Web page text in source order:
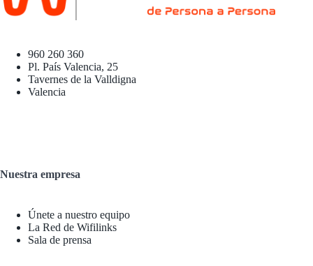
960 260 360
Pl. País Valencia, 25
Tavernes de la Valldigna
Valencia
Nuestra empresa
Únete a nuestro equipo
La Red de Wifilinks
Sala de prensa